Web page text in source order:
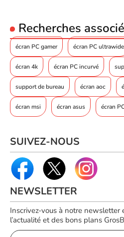
DisplayPorts
Version de DisplayPort
1.2
Sortie casque audio
Y
Concentrateur USB intégré
Y
Version du concentrateur
USB
3.2 Gen
ERGONOMIE
Plage de l'angle
d'oscillation
-30 - 30
Angle d'inclinaison
-2 - 25
Pivot
Incrustation d'images (PIP)
Y
Norme VESA
100 x 100
Réglage de la hauteur
Recherches
écran PC gamer écran PC ultrawide
écran 4k écran PC incurvé
support de bureau écran aoc
écran msi écran asus écran
SUIVEZ-NOUS
NEWSLETTER
Inscrivez-vous à notre newsletter
l’actualité et des bons plans